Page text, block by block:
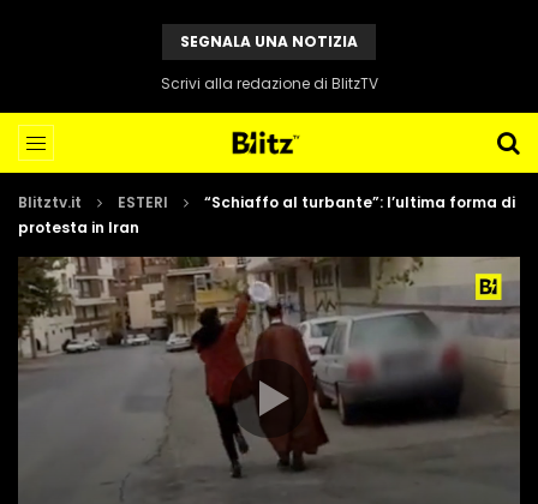
SEGNALA UNA NOTIZIA
Scrivi alla redazione di BlitzTV
Blitztv.it ESTERI
“Schiaffo al turbante”: l’ultima forma di
protesta in Iran